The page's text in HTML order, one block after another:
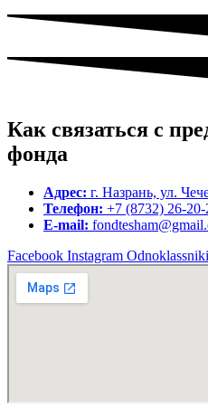
Как связаться с
фонда
Адрес: г. Назрань, ул.
Телефон: +7 (8732) 26-20-
E-mail:
Facebook Instagram Odnoklassniki